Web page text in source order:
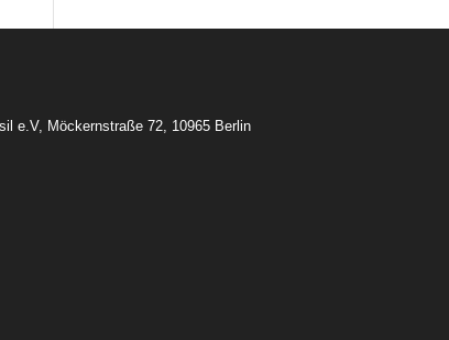
e.V, Möckernstraße 72, 10965 Berlin